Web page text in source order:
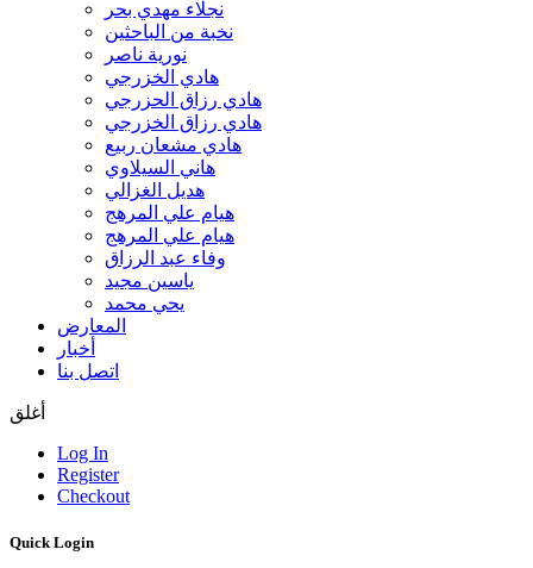
نجلاء مهدي بحر
نخبة من الباحثين
نورية ناصر
هادي الخزرجي
هادي رزاق الحزرجي
هادي رزاق الخزرجي
هادي مشعان ربيع
هاني السيلاوي
هديل الغزالي
هيام علي المرهج
هيام علي المرهج
وفاء عبد الرزاق
ياسين مجيد
يحي محمد
المعارض
أخبار
اتصل بنا
أغلق
Log In
Register
Checkout
Quick Login